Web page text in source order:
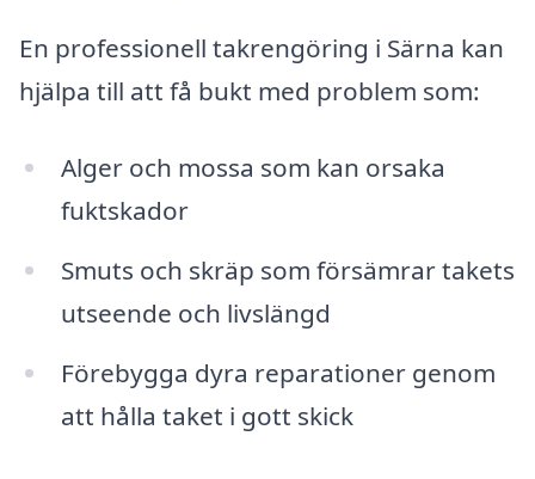
En professionell takrengöring i Särna kan
hjälpa till att få bukt med problem som:
Alger och mossa som kan orsaka
fuktskador
Smuts och skräp som försämrar takets
utseende och livslängd
Förebygga dyra reparationer genom
att hålla taket i gott skick